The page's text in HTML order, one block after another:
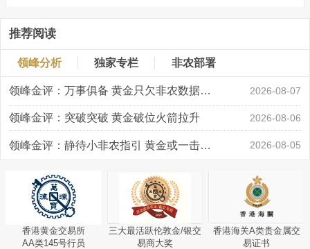
推荐阅读
领峰分析 独家专栏 非农部署
领峰金评：万事俱备 黄金只欠非农数据“东风” 2026-08-07
领峰金评：突破突破 黄金破位火箭拉升 2026-08-06
领峰金评：静待小非农指引 黄金或一击破局 2026-08-05
香港黄金交易所
AA类145号行员
三大最活跃伦敦金/银交
易商大奖
香港海关A类贵金属交
易证书